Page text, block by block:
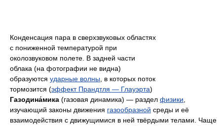
Конденсация пара в сверхзвуковых областях
с пониженной температурой при
околозвуковом полете. В задней части
облака (на фотографии не видна)
образуются ударные волны , в которых поток
тормозится (эффект Прандтля — Глауэрта)
Газодина́мика (газовая динамика) — раздел физики
изучающий законы движения газообразной среды и её
взаимодействия с движущимися в ней твёрдыми телами. Чаще